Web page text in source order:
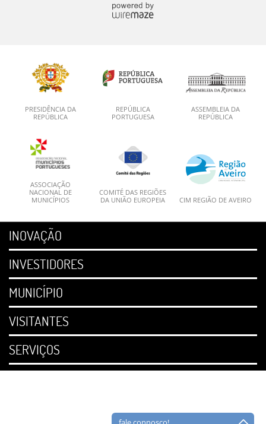
PRESIDÊNCIA DA
REPÚBLICA
REPÚBLICA
PORTUGUESA
ASSEMBLEIA DA
REPÚBLICA
ASSOCIAÇÃO
NACIONAL DE
MUNICÍPIOS
COMITÉ DAS REGIÕES
DA UNIÃO EUROPEIA
CIM REGIÃO DE AVEIRO
INOVAÇÃO
INVESTIDORES
MUNICÍPIO
VISITANTES
SERVIÇOS